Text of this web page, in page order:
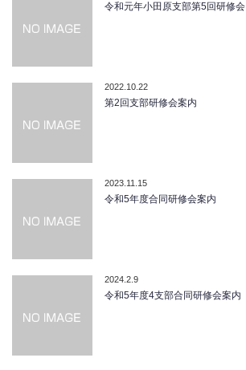
令和元年小田原支部第5回研修会
2022.10.22
第2回支部研修会案内
2023.11.15
令和5年度合同研修会案内
2024.2.9
令和5年度4支部合同研修会案内